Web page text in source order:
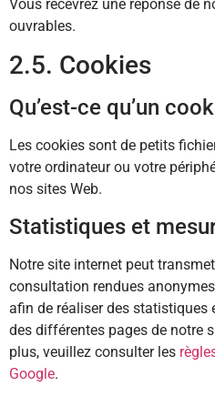
Vous recevrez une réponse de
ouvrables.
2.5. Cookies
Qu’est-ce qu’un
Les cookies sont de petits
votre ordinateur ou votre
nos sites Web.
Statistiques et
Notre site internet peut
consultation rendues
afin de réaliser des statistiques
des différentes pages de notre
plus, veuillez consulter les
Google.